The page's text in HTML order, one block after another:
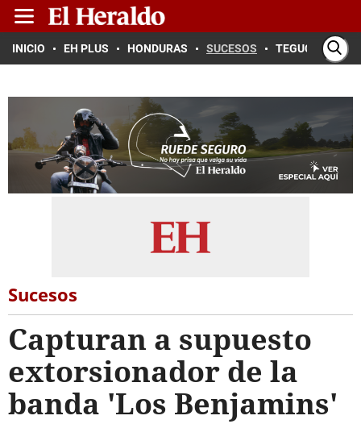
INICIO EH PLUS HONDURAS SUCESOS TEGUCIGALPA
Sucesos
Capturan a supuesto
extorsionador de la
banda 'Los Benjamins'